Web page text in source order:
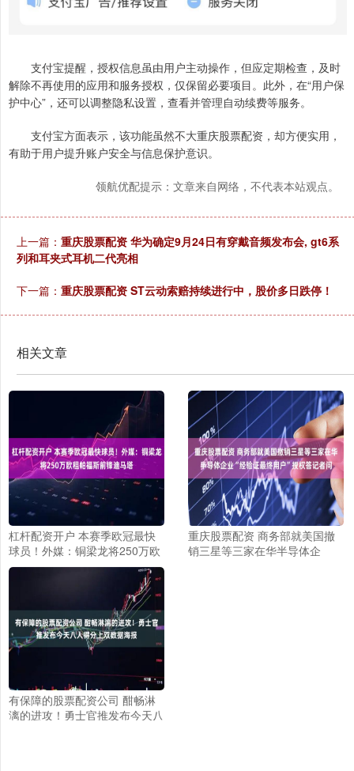
支付宝提醒，授权信息虽由用户主动操作，但应定期检查，及时
解除不再使用的应用和服务授权，仅保留必要项目。此外，在“用户保
护中心”，还可以调整隐私设置，查看并管理自动续费等服务。
支付宝方面表示，该功能虽然不大重庆股票配资，却方便实用，
有助于用户提升账户安全与信息保护意识。
领航优配提示：文章来自网络，不代表本站观点。
上一篇： 重庆股票配资 华为确定9月24日有穿戴音频发布会, gt6系
列和耳夹式耳机二代亮相
下一篇： 重庆股票配资 ST云动索赔持续进行中，股价多日跌停！
相关文章
杠杆配资开户 本赛季欧冠最快
球员！外媒：铜梁龙将250万欧
租帕福斯前锋迪马塔
重庆股票配资 商务部就美国撤
销三星等三家在华半导体企
有保障的股票配资公司 酣畅淋
漓的进攻！勇士官推发布今天八